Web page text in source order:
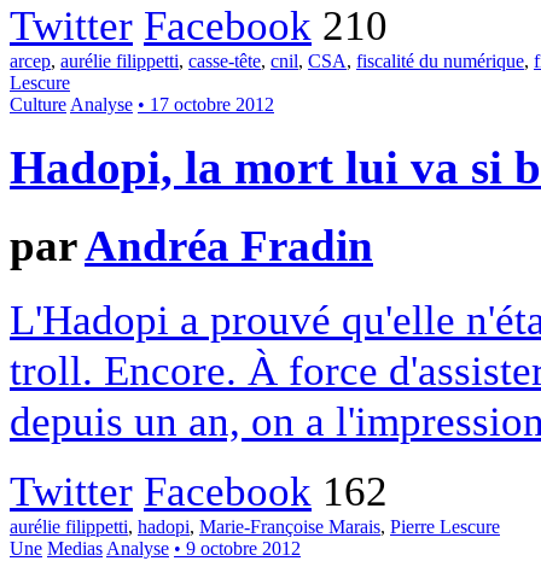
Twitter Facebook 210
arcep, aurélie filippetti, casse-tête, cnil, CSA, fiscalité du numérique,
Lescure
Culture Analyse • 17 octobre 2012
Hadopi, la mort lui va si
parAndréa Fradin
L'Hadopi a prouvé qu'elle
troll. Encore. À force
depuis un an, on a
Twitter Facebook 162
aurélie filippetti, hadopi, Marie-Françoise Marais, Pierre Lescure
Une Medias Analyse • 9 octobre 2012